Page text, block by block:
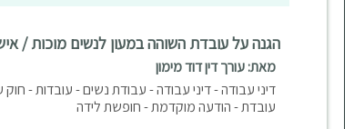
הגנה על עובדת השוהה במעון לנשים מוכות /
מאת: עורך דין דוד מימון
דיני עבודה - דיני עבודה - עבודת נשים - עובדות -
עובדת - הודעה מוקדמת - חופשת לידה